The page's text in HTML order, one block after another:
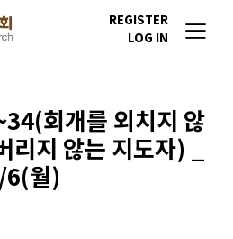
REGISTER
LOG IN
회개를 외치지 않
지 않는 지도자) _
월)